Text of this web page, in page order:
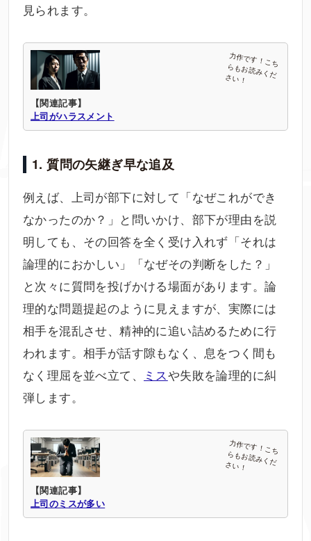
見られます。
【関連記事】
上司がハラスメント
1. 質問の矢継ぎ早な追及
例えば、上司が部下に対して「なぜこれができ
なかったのか？」と問いかけ、部下が理由を説
明しても、その回答を全く受け入れず「それは
論理的におかしい」「なぜその判断をした？」
と次々に質問を投げかける場面があります。論
理的な問題提起のように見えますが、実際には
相手を混乱させ、精神的に追い詰めるために行
われます。相手が話す隙もなく、息をつく間も
なく理屈を並べ立て、
ミスや失敗を論理的に糾
弾します。
【関連記事】
上司のミスが多い